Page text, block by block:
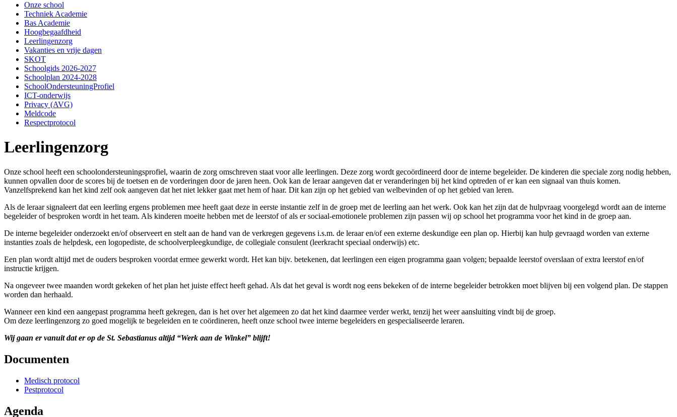
Onze school
Techniek Academie
Bas Academie
Hoogbegaafdheid
Leerlingenzorg
Vakanties en vrije dagen
SKOT
Schoolgids 2026-2027
Schoolplan 2024-2028
SchoolOndersteuningProfiel
ICT-onderwijs
Privacy (AVG)
Meldcode
Respectprotocol
Leerlingenzorg
Onze school heeft een schoolondersteuningsprofiel, waarin de zorg omschreven staat voor alle leerlingen. Deze zorg wordt gecoördineerd door de interne begeleider. De kinderen die speciale zorg nodig hebben,
kunnen opvallen door de scores bij de toetsen en de vorderingen door de jaren heen. Ook kan de leraar aangeven dat er veranderingen bij het kind optreden of er kan een signaal van thuis komen.
Vanzelfsprekend kan het kind zelf ook aangeven dat het niet lekker gaat met hem of haar. Dit kan zijn op het gebied van welbevinden of op het gebied van leren.
Als de leraar signaleert dat een leerling ergens problemen mee heeft gaat deze in eerste instantie zelf in de groep met de leerling aan het werk. Ook kan het zijn dat de hulpvraag voorgelegd wordt aan de interne
begeleider of besproken wordt in het team. Als kinderen moeite hebben met de leerstof of als er sociaal-emotionele problemen zijn passen wij op school het programma voor het kind in de groep aan.
De interne begeleider onderzoekt en/of observeert en stelt aan de hand van de verkregen gegevens i.s.m. de leraar en/of een externe deskundige een plan op. Hierbij kan hulp gevraagd worden van externe
instanties zoals de helpdesk, een logopediste, de schoolverpleegkundige, de collegiale consulent (leerkracht speciaal onderwijs) etc.
Een plan wordt altijd met de ouders besproken voordat ermee gewerkt wordt. Het kan bijv. betekenen, dat leerlingen een eigen programma gaan volgen; bepaalde leerstof overslaan of extra leerstof en/of
instructie krijgen.
Na ongeveer twee maanden wordt gekeken of het plan het juiste effect heeft gehad. Als dat het geval is wordt nog eens bekeken of de interne begeleider betrokken moet blijven bij een volgend plan. De stappen
worden dan herhaald.
Wanneer een kind een aangepast programma heeft gekregen, dan is het over het algemeen zo dat het kind daarmee verder werkt, tenzij het weer aansluiting vindt bij de groep.
Om deze leerlingenzorg zo goed mogelijk te begeleiden en te coördineren, heeft onze school twee interne begeleiders en gespecialiseerde leraren.
Wij gaan er vanuit dat er op de St. Sebastianus altijd “Werk aan de Winkel” blijft!
Documenten
Medisch protocol
Pestprotocol
Agenda